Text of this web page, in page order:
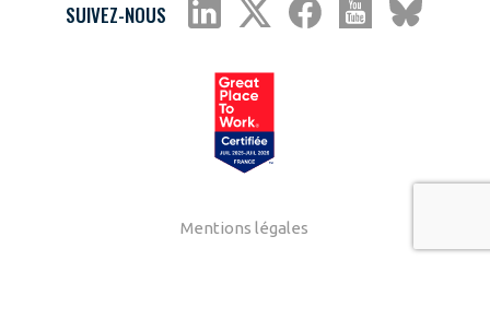
SUIVEZ-NOUS
Mentions légales